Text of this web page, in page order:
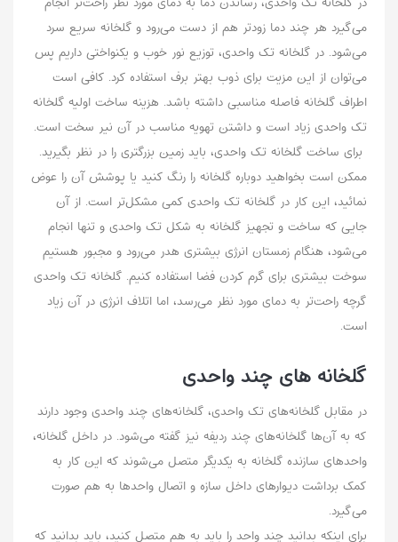
می‌‌گیرد هر چند دما زودتر هم از دست می‌رود و گلخانه سریع سرد
می‌شود. در گلخانه تک واحدی، توزیع نور خوب و یکنواختی داریم پس
می‌توان از این مزیت برای ذوب بهتر برف استفاده کرد. کافی است
اطراف گلخانه فاصله مناسبی داشته باشد. هزینه ساخت اولیه گلخانه
تک واحدی زیاد است و داشتن تهویه مناسب در آن نیر سخت است.
برای ساخت گلخانه تک واحدی، باید زمین بزرگتری را در نظر بگیرید.
ممکن است بخواهید دوباره گلخانه را رنگ کنید یا پوشش آن را عوض
نمائید، این کار در گلخانه تک واحدی کمی مشکل‌تر است. از آن‌
جایی که ساخت و تجهیز گلخانه به شکل تک واحدی و تنها انجام
می‌شود، هنگام زمستان انرژی بیشتری هدر می‌رود و مجبور هستیم
سوخت بیشتری برای گرم کردن فضا استفاده کنیم. گلخانه تک واحدی
گرچه راحت‌تر به دمای مورد نظر می‌رسد، اما اتلاف انرژی در آن زیاد
است.
گلخانه های چند واحدی
در مقابل گلخانه‌های تک واحدی، گلخانه‌های چند واحدی وجود دارند
که به آن‌ها گلخانه‌های چند ردیفه نیز گفته می‌شود. در داخل گلخانه،
واحد‌های سازنده گلخانه به یکدیگر متصل می‌شوند که این کار به
کمک برداشت دیوار‌های داخل سازه و اتصال واحد‌ها به هم صورت
می‌گیرد.
برای اینکه بدانید چند واحد را باید به هم متصل کنید، باید بدانید که